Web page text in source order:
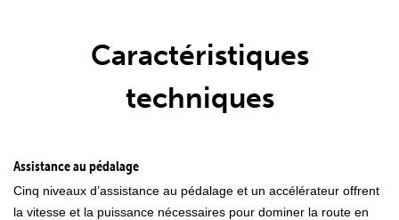
Caractéristiques
techniques
Assistance au pédalage
Cinq niveaux d’assistance au pédalage et un accélérateur offrent
la vitesse et la puissance nécessaires pour dominer la route en